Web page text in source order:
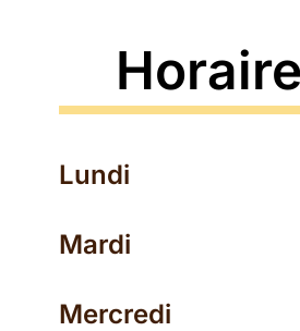
Lundi
Mardi
Mercredi